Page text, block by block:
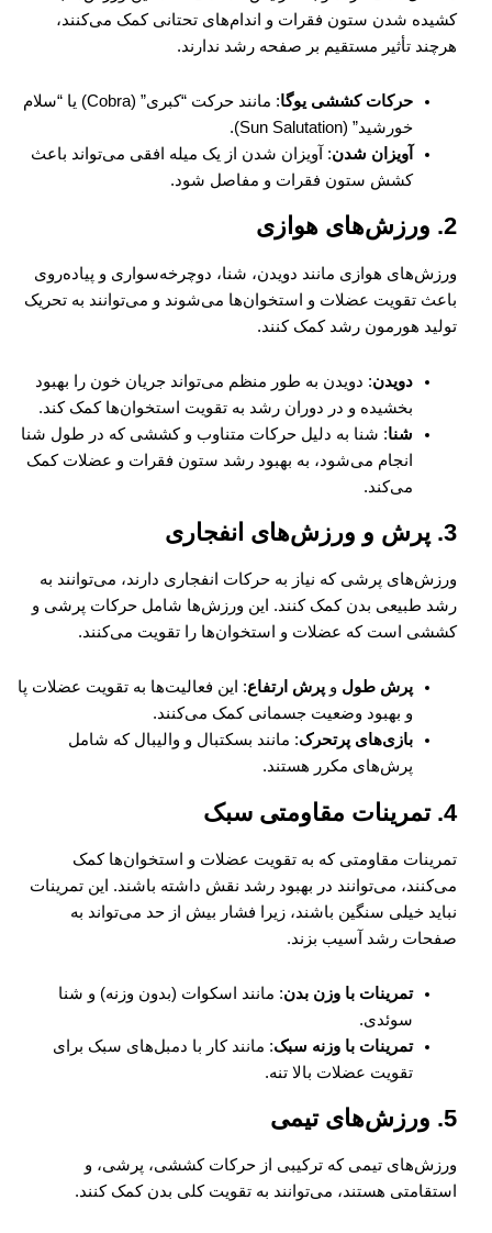
کشیده شدن ستون فقرات و اندام‌های تحتانی کمک می‌کنند،
هرچند تأثیر مستقیم بر صفحه رشد ندارند.
حرکات کششی یوگا
: مانند حرکت “کبری” (Cobra) یا “سلام
خورشید” (Sun Salutation).
آویزان شدن: آویزان شدن از یک میله افقی می‌تواند باعث
کشش ستون فقرات و مفاصل شود.
2. ورزش‌های هوازی
ورزش‌های هوازی مانند دویدن، شنا، دوچرخه‌سواری و پیاده‌روی
باعث تقویت عضلات و استخوان‌ها می‌شوند و می‌توانند به تحریک
تولید هورمون رشد کمک کنند.
دویدن: دویدن به طور منظم می‌تواند جریان خون را بهبود
بخشیده و در دوران رشد به تقویت استخوان‌ها کمک کند.
شنا: شنا به دلیل حرکات متناوب و کششی که در طول شنا
انجام می‌شود، به بهبود رشد ستون فقرات و عضلات کمک
می‌کند.
3. پرش و ورزش‌های انفجاری
ورزش‌های پرشی که نیاز به حرکات انفجاری دارند، می‌توانند به
رشد طبیعی بدن کمک کنند. این ورزش‌ها شامل حرکات پرشی و
کششی است که عضلات و استخوان‌ها را تقویت می‌کنند.
پرش طولوپرش ارتفاع: این فعالیت‌ها به تقویت عضلات پا
و بهبود وضعیت جسمانی کمک می‌کنند.
بازی‌های پرتحرک: مانند بسکتبال و والیبال که شامل
پرش‌های مکرر هستند.
4. تمرینات مقاومتی سبک
تمرینات مقاومتی که به تقویت عضلات و استخوان‌ها کمک
می‌کنند، می‌توانند در بهبود رشد نقش داشته باشند. این تمرینات
نباید خیلی سنگین باشند، زیرا فشار بیش از حد می‌تواند به
صفحات رشد آسیب بزند.
تمرینات با وزن بدن: مانند اسکوات (بدون وزنه) و شنا
سوئدی.
تمرینات با وزنه سبک: مانند کار با دمبل‌های سبک برای
تقویت عضلات بالا تنه.
5. ورزش‌های تیمی
ورزش‌های تیمی که ترکیبی از حرکات کششی، پرشی، و
استقامتی هستند، می‌توانند به تقویت کلی بدن کمک کنند.